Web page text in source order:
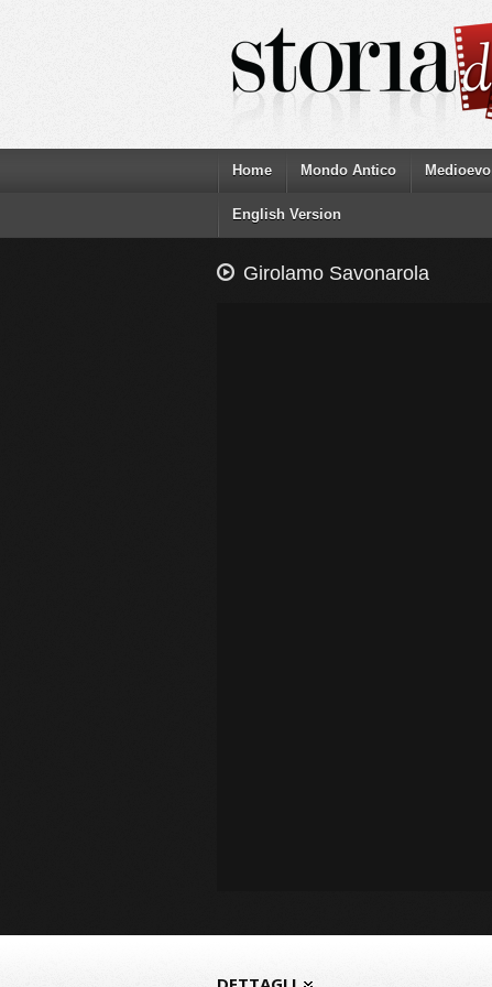
Home Mondo Antico Medioevo
English Version
Girolamo Savonarola